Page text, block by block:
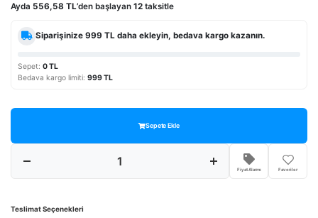
Ayda 556,58 TL’den başlayan 12 taksitle
Siparişinize999 TL daha ekleyin, bedava kargo kazanın.
Sepet: 0 TL
Bedava kargo limiti: 999 TL
Sepete Ekle
Fiyat Alarmı Favoriler
Teslimat Seçenekleri